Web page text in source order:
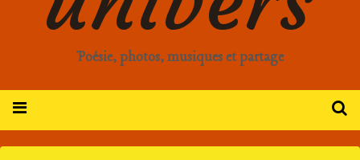
Poésie, photos, musiques et partage